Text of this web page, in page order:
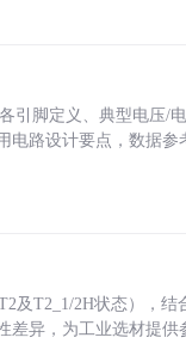
引脚定义、典型电压/
路设计要点，数据
及T2_1/2H状态），结
异，为工业选材提供